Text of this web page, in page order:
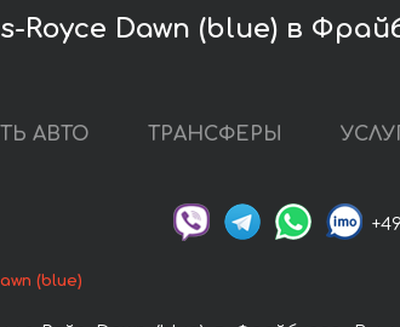
Dawn (blue) в
АВТО ТРАНСФЕРЫ
(blue)